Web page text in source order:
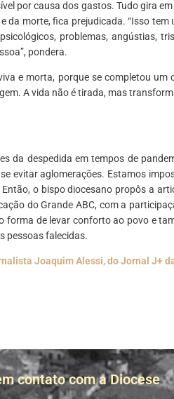
por causa dos gastos. Tudo gira
da morte, fica prejudicada. “Isso
problemas, angústias,
pondera.
e morta, porque se completou um
A vida não é tirada, mas
da despedida em tempos de
evitar aglomerações. Estamos
o bispo diocesano propôs a
do Grande ABC, com a
forma de levar conforto ao povo e
pessoas falecidas.
Joaquim Alessi, do Jornal J+
contato com a Diocese